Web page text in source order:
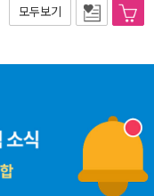
모두보기